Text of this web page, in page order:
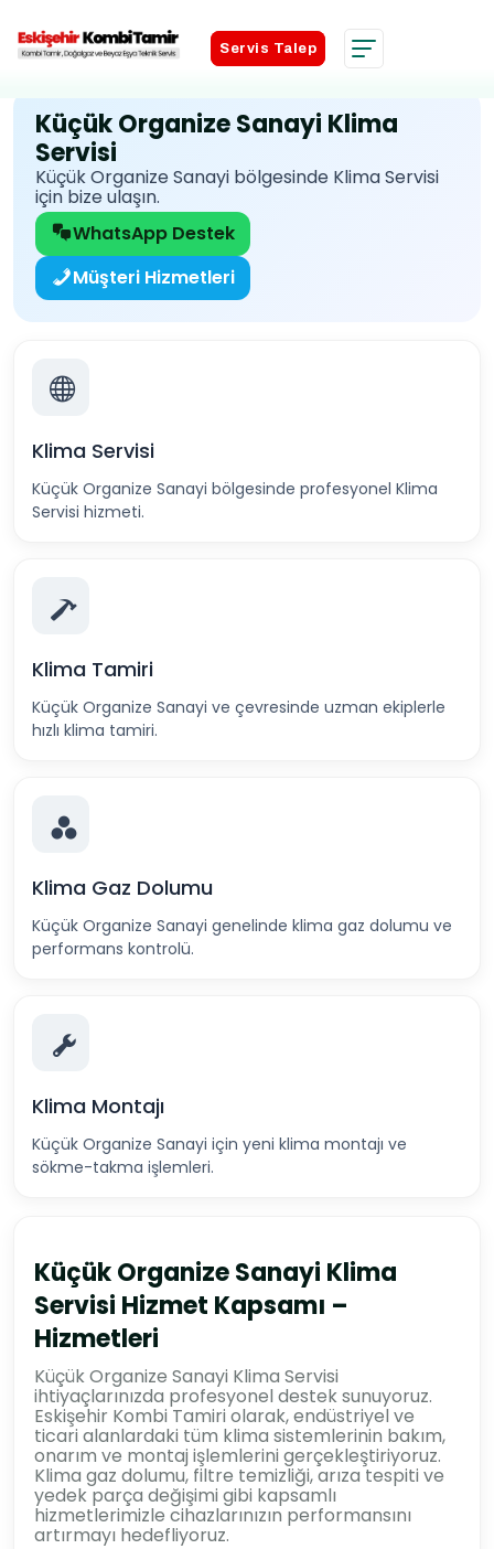
Servis Talep
Servis Talep
Küçük Organize Sanayi Klima
Servisi
Küçük Organize Sanayi bölgesinde Klima Servisi
için bize ulaşın.
WhatsApp Destek
Müşteri Hizmetleri
Klima Servisi
Küçük Organize Sanayi bölgesinde profesyonel Klima
Servisi hizmeti.
Klima Tamiri
Küçük Organize Sanayi ve çevresinde uzman ekiplerle
hızlı klima tamiri.
Klima Gaz Dolumu
Küçük Organize Sanayi genelinde klima gaz dolumu ve
performans kontrolü.
Klima Montajı
Küçük Organize Sanayi için yeni klima montajı ve
sökme-takma işlemleri.
Küçük Organize Sanayi Klima
Servisi Hizmet Kapsamı –
Hizmetleri
Küçük Organize Sanayi Klima Servisi
ihtiyaçlarınızda profesyonel destek sunuyoruz.
Eskişehir Kombi Tamiri olarak, endüstriyel ve
ticari alanlardaki tüm klima sistemlerinin bakım,
onarım ve montaj işlemlerini gerçekleştiriyoruz.
Klima gaz dolumu, filtre temizliği, arıza tespiti ve
yedek parça değişimi gibi kapsamlı
hizmetlerimizle cihazlarınızın performansını
artırmayı hedefliyoruz.